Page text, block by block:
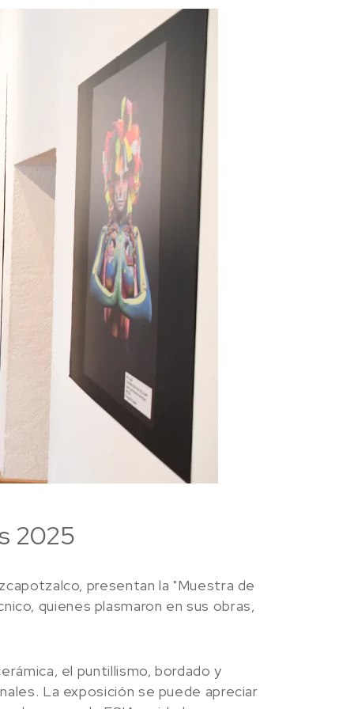
2025
presentan la "Muestra de
quienes plasmaron en sus obras,
el puntillismo, bordado y
La exposición se puede apreciar